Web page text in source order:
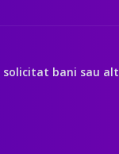
solicitat bani sau